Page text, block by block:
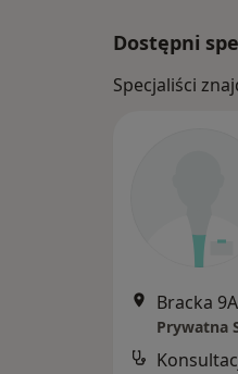
Dostępni
Specjaliści
Bracka